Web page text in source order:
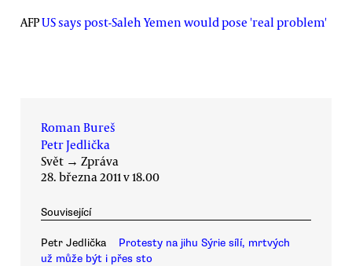
AFPUS says post-Saleh Yemen would pose 'real problem'
Roman Bureš
Petr Jedlička
Svět → Zpráva
28. března 2011 v 18.00
Související
Petr Jedlička
Protesty na jihu Sýrie sílí, mrtvých
už může být i přes sto